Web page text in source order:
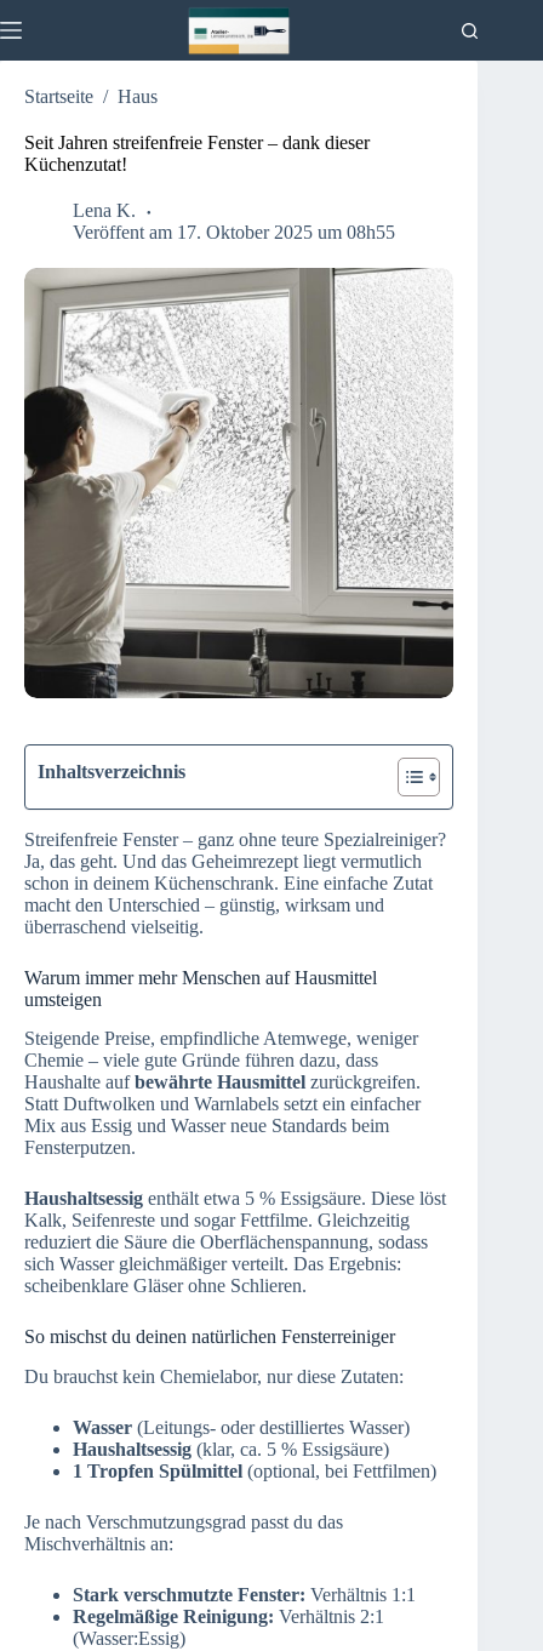
Inhalt
Keine
Aktuelles
Küche
Garten
Startseite / Haus
Seit Jahren streifenfreie Fenster – dank dieser
Küchenzutat!
Lena K.
Veröffent am 17. Oktober 2025 um 08h55
Inhaltsverzeichnis
Streifenfreie Fenster – ganz ohne teure Spezialreiniger?
Ja, das geht. Und das Geheimrezept liegt vermutlich
schon in deinem Küchenschrank. Eine einfache Zutat
macht den Unterschied – günstig, wirksam und
überraschend vielseitig.
Warum immer mehr Menschen auf Hausmittel
umsteigen
Steigende Preise, empfindliche Atemwege, weniger
Chemie – viele gute Gründe führen dazu, dass
Haushalte aufbewährte Hausmittel zurückgreifen.
Statt Duftwolken und Warnlabels setzt ein einfacher
Mix aus Essig und Wasser neue Standards beim
Fensterputzen.
Haushaltsessig enthält etwa 5 % Essigsäure. Diese löst
Kalk, Seifenreste und sogar Fettfilme. Gleichzeitig
reduziert die Säure die Oberflächenspannung, sodass
sich Wasser gleichmäßiger verteilt. Das Ergebnis:
scheibenklare Gläser ohne Schlieren.
So mischst du deinen natürlichen Fensterreiniger
Du brauchst kein Chemielabor, nur diese Zutaten:
Wasser (Leitungs- oder destilliertes Wasser)
Haushaltsessig (klar, ca. 5 % Essigsäure)
1 Tropfen Spülmittel (optional, bei Fettfilmen)
Je nach Verschmutzungsgrad passt du das
Mischverhältnis an:
Stark verschmutzte Fenster: Verhältnis 1:1
Regelmäßige Reinigung: Verhältnis 2:1
(Wasser:Essig)